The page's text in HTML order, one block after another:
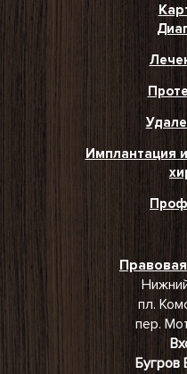
Имплантация
пл.
пер.
Бугров